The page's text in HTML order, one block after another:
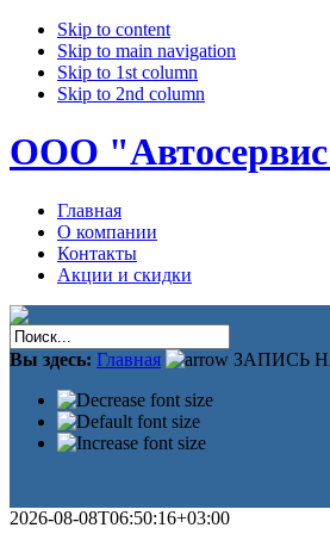
Skip to content
Skip to main navigation
Skip to 1st column
Skip to 2nd column
ООО
Главная
О компании
Контакты
Акции и скидки
Вы здесь: Главная ЗАПИСЬ
2026-08-08T06:50:16+03:00